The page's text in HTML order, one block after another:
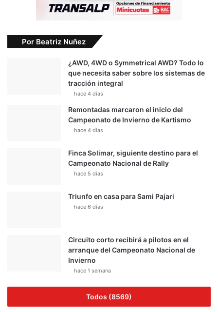
Por Beatriz Nuñez
¿AWD, 4WD o Symmetrical AWD? Todo lo
que necesita saber sobre los sistemas de
tracción integral
hace 4 días
Remontadas marcaron el inicio del
Campeonato de Invierno de Kartismo
hace 4 días
Finca Solimar, siguiente destino para el
Campeonato Nacional de Rally
hace 5 días
Triunfo en casa para Sami Pajari
hace 6 días
Circuito corto recibirá a pilotos en el
arranque del Campeonato Nacional de
Invierno
hace 1 semana
Todos (8569)